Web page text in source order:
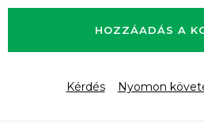
HOZZÁADÁS A
Kérdés Nyomon